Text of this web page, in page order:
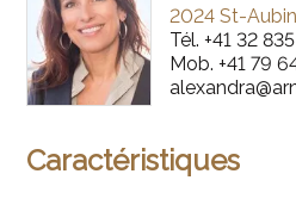
2024 St-
Tél. +41 32
Mob. +41 79
Caractéristiques